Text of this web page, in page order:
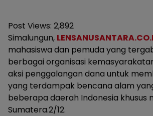
Post Views: 2,892
Simalungun,
mahasiswa dan pemuda yang
berbagai organisasi
aksi penggalangan dana untuk
yang terdampak bencana alam
beberapa daerah Indonesia khusus
Sumatera.2/12.